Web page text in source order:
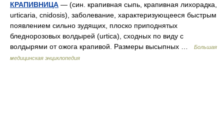
КРАПИВНИЦА — (син. крапивная сыпь, крапивная лихорадка,
urticaria, cnidosis), заболевание, характеризующееся быстрым
появлением сильно зудящих, плоско приподнятых
бледнорозовых волдырей (urtica), сходных по виду с
волдырями от ожога крапивой. Размеры высыпных …
Большая
медицинская энциклопедия